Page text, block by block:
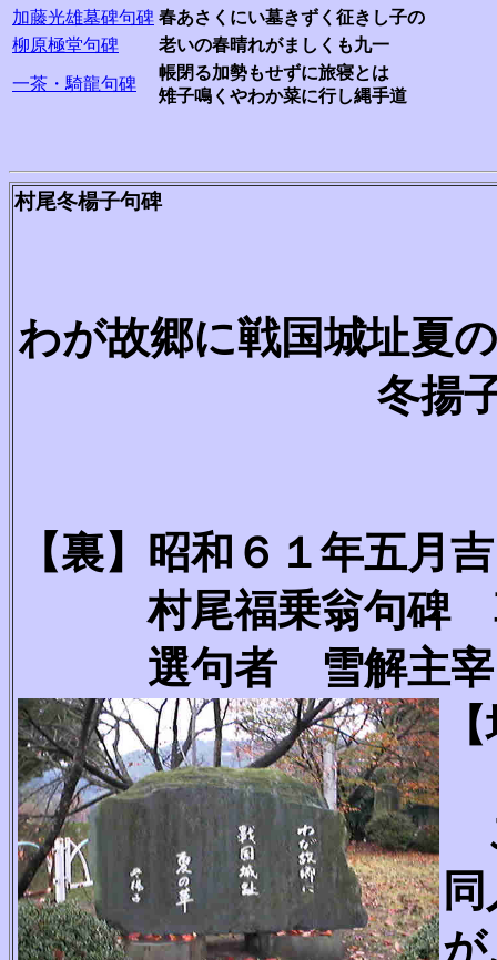
加藤光雄墓碑句碑 春あさくにい墓きずく征きし子の
柳原極堂句碑
老いの春晴れがましくも九一
一茶・騎龍句碑
帳閉る加勢もせずに旅寝
雉子鳴くやわか菜に行し縄手道
村尾冬楊子句碑
わが故郷に戦
冬揚
【裏】昭和６１年
村尾福乗翁句碑
選句者 雪解主宰
が